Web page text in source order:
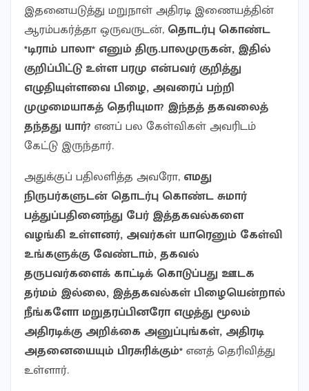
இதனையடுத்து மறுநாள் அதிரடி இணையத்தின்
ஆரம்பகர்த்தா ஒருவருடன், தொடர்பு கொண்ட
*டிராம் பாலா* எனும் திரு.பாலமுருகன், இதில்
குறிப்பிட்டு உள்ள பரமு என்பவர் குறித்து
எழுதியுள்ளவை பிழை, அவரைப் பற்றி
முழுமையாகத் தெரியுமா? இந்தத் தகவலைத்
தந்தது யார்? எனப் பல கேள்விகள் அவரிடம்
கேட்டு இருந்தார்.
அதுக்குப் பதிலளித்த அவரோ, எமது
நிருபர்களுடன் தொடர்பு கொண்ட சுமார்
பத்துப்பதினைந்து பேர் இத்தகவல்களை
வழங்கி உள்ளனர், அவர்கள் யாரெனும் கேள்வி
உங்களுக்கு வேண்டாம், தகவல்
தருபவர்களைக் காட்டிக் கொடுப்பது ஊடக
தர்மம் இல்லை, இத்தகவல்கள் பிழையென்றால்
நீங்களோ மறுதரப்பினரோ எழுத்து மூலம்
அதிரடிக்கு அறிக்கை அனுப்புங்கள், அதிரடி
அதனையையும் பிரசுரிக்கும்*எனத் தெரிவித்து
உள்ளார்.